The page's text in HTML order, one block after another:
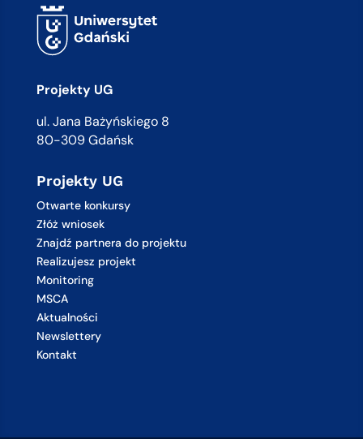
Projekty UG
ul. Jana Bażyńskiego 8
80-309 Gdańsk
Projekty UG
Otwarte konkursy
Złóż wniosek
Znajdź partnera do projektu
Realizujesz projekt
Monitoring
MSCA
Aktualności
Newslettery
Kontakt